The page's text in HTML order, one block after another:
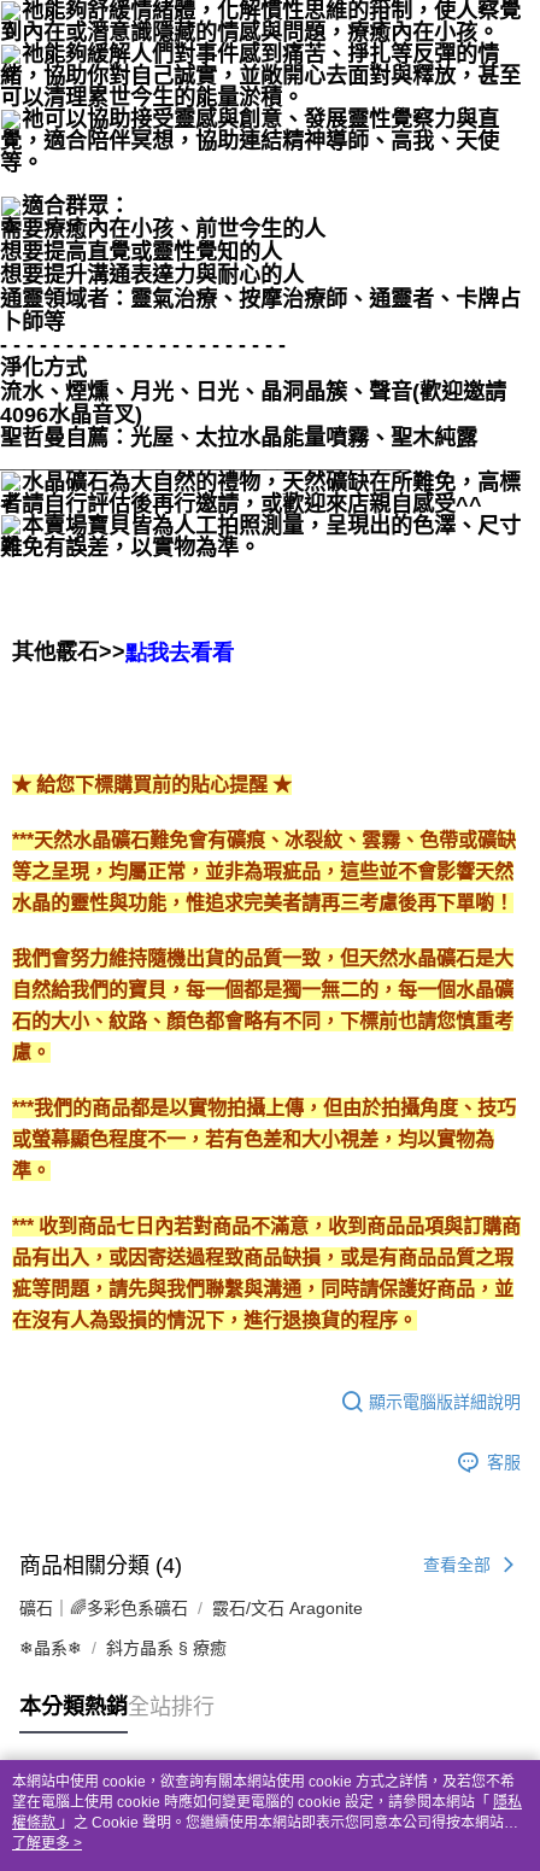
祂能夠舒緩情緒體，化解慣性思維的箝制，使人察覺
到內在或潛意識隱藏的情感與問題，療癒內在小孩。
祂能夠緩解人們對事件感到痛苦、掙扎等反彈的情
緒，協助你對自己誠實，並敞開心去面對與釋放，甚至
可以清理累世今生的能量淤積。
祂可以協助接受靈感與創意、發展靈性覺察力與直
覺，適合陪伴冥想，協助連結精神導師、高我、天使
等。
適合群眾：
需要療癒內在小孩、前世今生的人
想要提高直覺或靈性覺知的人
想要提升溝通表達力與耐心的人
通靈領域者：靈氣治療、按摩治療師、通靈者、卡牌占
卜師等
- - - - - - - - - - - - - - - - - - - - - -
淨化方式
流水、煙燻、月光、日光、晶洞晶簇、聲音(歡迎邀請
4096水晶音叉)
聖哲曼自薦：光屋、太拉水晶能量噴霧、聖木純露
水晶礦石為大自然的禮物，天然礦缺在所難免，高標
者請自行評估後再行邀請，或歡迎來店親自感受^^
本賣場寶貝皆為人工拍照測量，呈現出的色澤、尺寸
難免有誤差，以實物為準。
其他霰石>>點我去看看
★ 給您下標購買前的貼心提醒 ★
***天然水晶礦石難免會有礦痕、冰裂紋、雲霧、色帶或礦缺
等之呈現，均屬正常，並非為瑕疵品，這些並不會影響天然
水晶的靈性與功能，惟追求完美者請再三考慮後再下單喲！
我們會努力維持隨機出貨的品質一致，但天然水晶礦石是大
自然給我們的寶貝，每一個都是獨一無二的，每一個水晶礦
石的大小、紋路、顏色都會略有不同，下標前也請您慎重考
慮。
***我們的商品都是以實物拍攝上傳，但由於拍攝角度、技巧
或螢幕顯色程度不一，若有色差和大小視差，均以實物為
準。
*** 收到商品七日內若對商品不滿意，收到商品品項與訂購商
品有出入，或因寄送過程致商品缺損，或是有商品品質之瑕
疵等問題，請先與我們聯繫與溝通，同時請保護好商品，並
在沒有人為毀損的情況下，進行退換貨的程序。
顯示電腦版詳細說明
客服
商品相關分類 (4) 查看全部
礦石｜🌈多彩色系礦石 霰石/文石 Aragonite
❄晶系❄ 斜方晶系 § 療癒
本分類熱銷全站排行
熱門標籤
本網站中使用 cookie，欲查詢有關本網站使用 cookie 方式之詳情，及若您不希
望在電腦上使用 cookie 時應如何變更電腦的 cookie 設定，請參閱本網站「 隱私
權條款 」之 Cookie 聲明。您繼續使用本網站即表示您同意本公司得按本網站使
用條款之 Cookie 聲明使用 cookie。
了解更多 >